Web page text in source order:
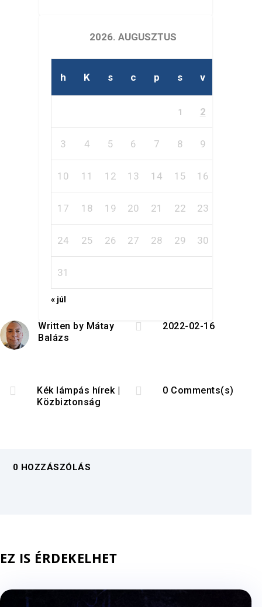
2026. AUGUSZTUS
h K s c p s v
1 2
3 4 5 6 7 8 9
10 11 12 13 14 15 16
17 18 19 20 21 22 23
24 25 26 27 28 29 30
31
« júl
Written by Mátay
Balázs
 2022-02-16
 Kék lámpás hírek|
Közbiztonság
 0 Comments(s)
0 HOZZÁSZÓLÁS
EZ IS ÉRDEKELHET